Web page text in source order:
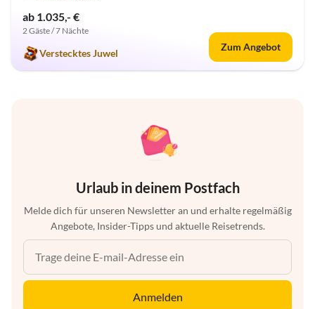
ab 1.035,- €
2 Gäste / 7 Nächte
Verstecktes Juwel
Zum Angebot
Urlaub in deinem Postfach
Melde dich für unseren Newsletter an und erhalte regelmäßig
Angebote, Insider-Tipps und aktuelle Reisetrends.
Anmelden